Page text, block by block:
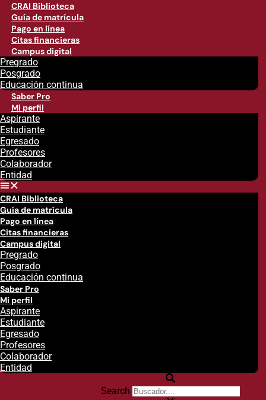
CRAI Biblioteca
Guía de matrícula
Pago en línea
Citas financieras
Campus digital
Pregrado
Posgrado
Educación continua
Saber Pro
Mi perfil
Aspirante
Estudiante
Egresado
Profesores
Colaborador
Entidad
CRAI Biblioteca
Guía de matrícula
Pago en línea
Citas financieras
Campus digital
Pregrado
Posgrado
Educación continua
Saber Pro
Mi perfil
Aspirante
Estudiante
Egresado
Profesores
Colaborador
Entidad
Search